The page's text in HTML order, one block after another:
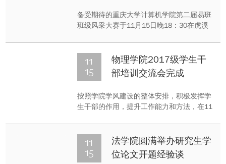
备受期待的重庆大学计算机学院第二届易班
班级风采大赛于11月15日晚18：30在虎溪
打造一个独特而具有魅力的班集体。通过易
班班级建设的过程，增强同学们的凝聚力，
营造一个良好的学习交流氛围。同时提高同
11
15
物理学院2017级学生干
部培训交流会完成
按照学院学风建设的整体安排，积极发挥学
生干部的作用，提升工作能力和方法，在11
次培训交流会有年级和班级的主要学生干
部，除此之外还邀请前学生会主席、14级的
年级长刘泰良作为分享嘉宾。
11
15
法学院圆满举办研究生学
位论文开题经验谈